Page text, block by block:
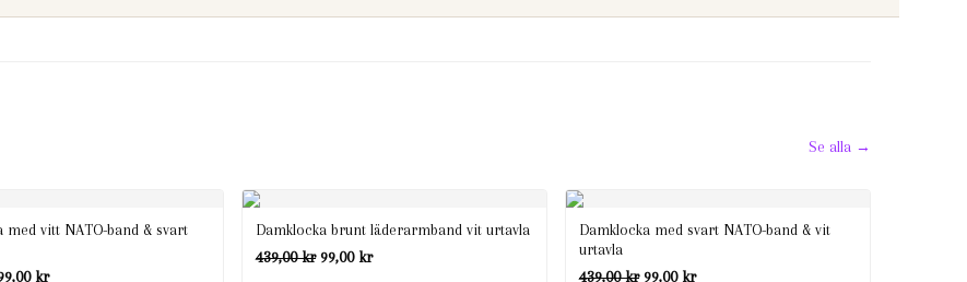
Se alla →
med vitt NATO-band & svart
krDet
Damklocka brunt läderarmband vit urtavla
439,00kr Det
99,00 krDet
Damklocka med svart NATO-band & vit
urtavla
439,00kr Det
99,00 krDet